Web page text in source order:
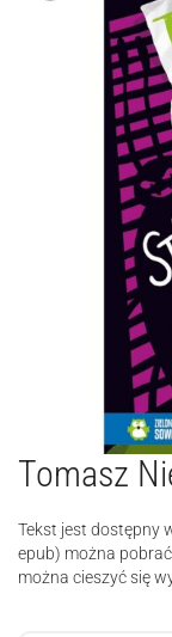
Tomasz
Tekst jest dostępny
epub) można
można cieszyć się